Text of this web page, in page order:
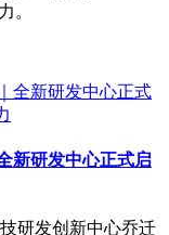
。
新研发中心正式启
研发创新中心乔迁